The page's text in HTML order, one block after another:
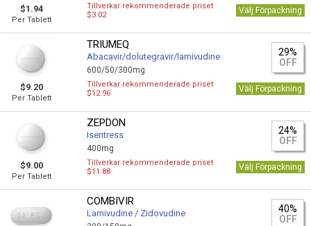
$1.94
Per Tablett
Tillverkar rekommenderade priset
$3.02
Välj Förpackning
$9.20
Per Tablett
TRIUMEQ
Abacavir/dolutegravir/lamivudine
600/50/300mg
29%
OFF
Tillverkar rekommenderade priset
$12.96
Välj Förpackning
$9.00
Per Tablett
ZEPDON
Isentress
400mg
24%
OFF
Tillverkar rekommenderade priset
$11.88
Välj Förpackning
COMBIVIR
Lamivudine / Zidovudine
40%
OFF